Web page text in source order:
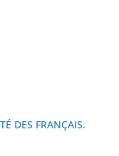
DES FRANÇAIS.